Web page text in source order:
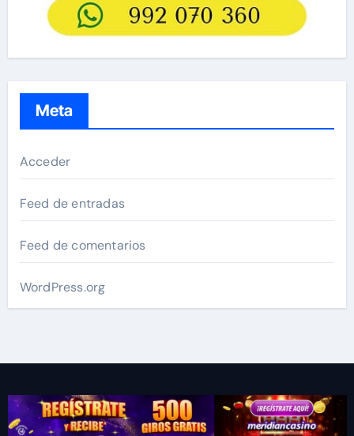
Meta
Acceder
Feed de entradas
Feed de comentarios
WordPress.org